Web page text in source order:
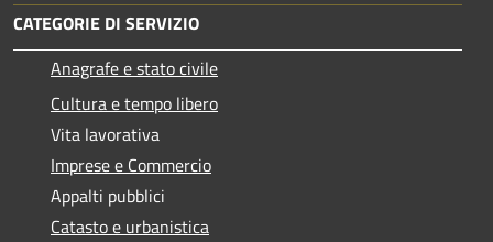
CATEGORIE DI SERVIZIO
Anagrafe e stato civile
Cultura e tempo libero
Vita lavorativa
Imprese e Commercio
Appalti pubblici
Catasto e urbanistica